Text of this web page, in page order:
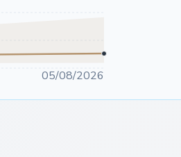
05/08/2026